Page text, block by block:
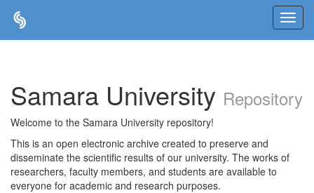
Samara University Repository
Welcome to the Samara University repository!
This is an open electronic archive created to preserve and
disseminate the scientific results of our university. The works of
researchers, faculty members, and students are available to
everyone for academic and research purposes.